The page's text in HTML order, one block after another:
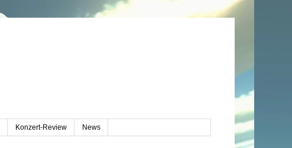
Konzert-Review News